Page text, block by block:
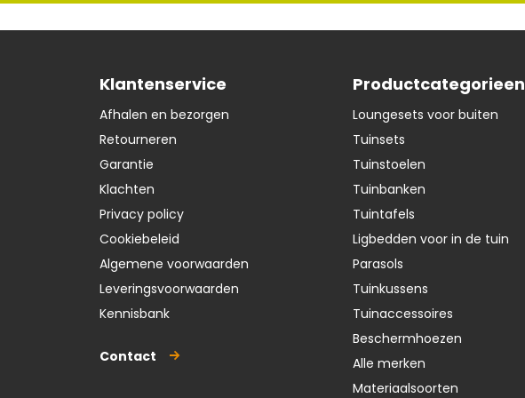
Klantenservice
Afhalen en bezorgen
Retourneren
Garantie
Klachten
Privacy policy
Cookiebeleid
Algemene voorwaarden
Leveringsvoorwaarden
Kennisbank
Contact
Productcategorieen
Loungesets voor buiten
Tuinsets
Tuinstoelen
Tuinbanken
Tuintafels
Ligbedden voor in de tuin
Parasols
Tuinkussens
Tuinaccessoires
Beschermhoezen
Alle merken
Materiaalsoorten